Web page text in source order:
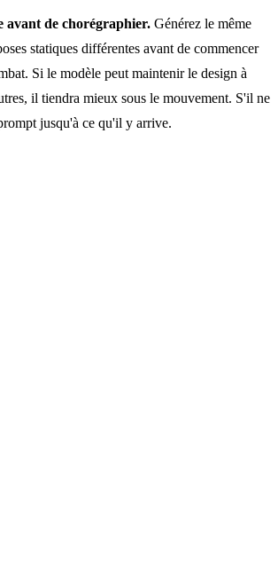
avant de chorégraphier. Générez le même
statiques différentes avant de commencer
Si le modèle peut maintenir le design à
il tiendra mieux sous le mouvement. S'il ne
jusqu'à ce qu'il y arrive.